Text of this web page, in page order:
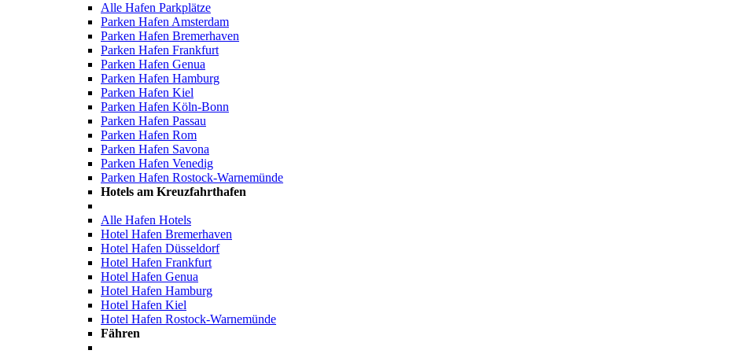
Alle Hafen Parkplätze
Parken Hafen Amsterdam
Parken Hafen Bremerhaven
Parken Hafen Frankfurt
Parken Hafen Genua
Parken Hafen Hamburg
Parken Hafen Kiel
Parken Hafen Köln-Bonn
Parken Hafen Passau
Parken Hafen Rom
Parken Hafen Savona
Parken Hafen Venedig
Parken Hafen Rostock-Warnemünde
Hotels am Kreuzfahrthafen
Alle Hafen Hotels
Hotel Hafen Bremerhaven
Hotel Hafen Düsseldorf
Hotel Hafen Frankfurt
Hotel Hafen Genua
Hotel Hafen Hamburg
Hotel Hafen Kiel
Hotel Hafen Rostock-Warnemünde
Fähren